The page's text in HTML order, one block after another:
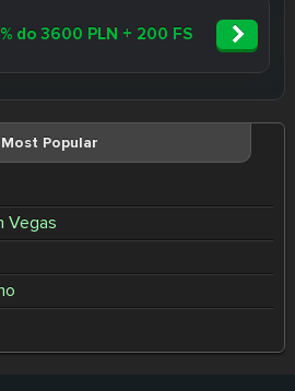
do 3600 PLN + 200 FS
Most Popular
Vegas